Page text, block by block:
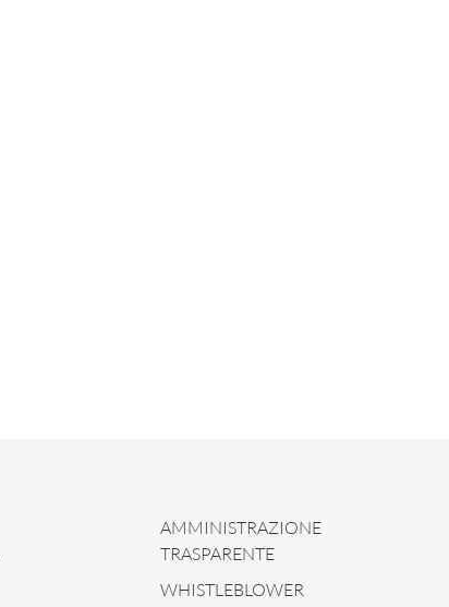
AMMINISTRAZIONE
TRASPARENTE
WHISTLEBLOWER